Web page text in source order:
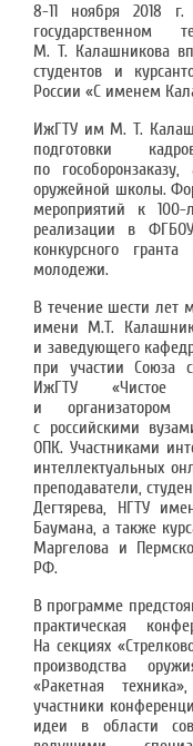
8-11 ноября 2018
государственном
М. Т. Калашникова
студентов и
России «С именем
ИжГТУ им М. Т.
подготовки
по
оружейной школы.
мероприятий к
реализации в
конкурсного
молодежи.
В течение шести лет
имени М.Т.
и заведующего
при участии Союза
ИжГТУ «Чистое
и организатором
с российскими
ОПК. Участниками
интеллектуальных
преподаватели,
Дегтярева, НГТУ
Баумана, а также
Маргелова и
РФ.
В программе
практическая
На секциях
производства
«Ракетная
участники
идеи в области